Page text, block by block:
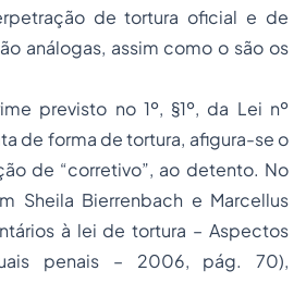
de tortura oficial e de
análogas, assim como o são os
previsto no 1º, §1º, da Lei nº
de forma de tortura, afigura-se o
de “corretivo”, ao detento. No
Sheila Bierrenbach e Marcellus
à lei de tortura – Aspectos
penais – 2006, pág. 70),